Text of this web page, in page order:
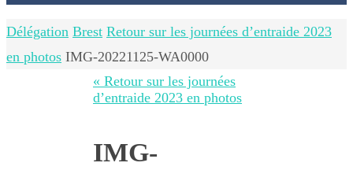
Home
Délégation Brest Retour sur les journées d’entraide 2023
en photos IMG-20221125-WA0000
« Retour sur les journées
d’entraide 2023 en photos
IMG-